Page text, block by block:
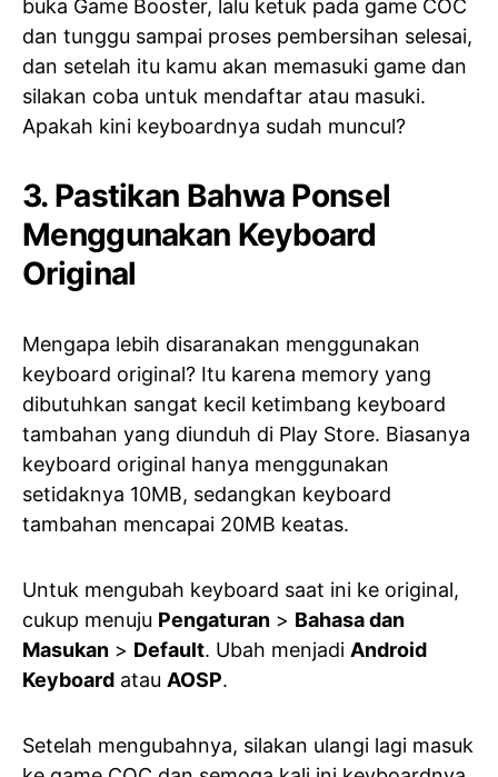
buka Game Booster, lalu ketuk pada game COC
dan tunggu sampai proses pembersihan selesai,
dan setelah itu kamu akan memasuki game dan
silakan coba untuk mendaftar atau masuki.
Apakah kini keyboardnya sudah muncul?
3. Pastikan Bahwa Ponsel
Menggunakan Keyboard
Original
Mengapa lebih disaranakan menggunakan
keyboard original? Itu karena memory yang
dibutuhkan sangat kecil ketimbang keyboard
tambahan yang diunduh di Play Store. Biasanya
keyboard original hanya menggunakan
setidaknya 10MB, sedangkan keyboard
tambahan mencapai 20MB keatas.
Untuk mengubah keyboard saat ini ke original,
cukup menuju Pengaturan > Bahasa dan
Masukan > Default. Ubah menjadi Android
Keyboard atau AOSP.
Setelah mengubahnya, silakan ulangi lagi masuk